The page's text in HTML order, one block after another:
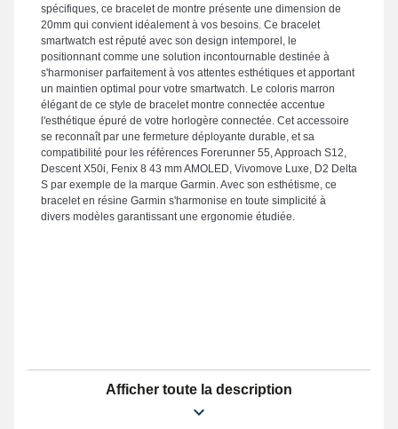
spécifiques, ce bracelet de montre présente une dimension de
20mm qui convient idéalement à vos besoins. Ce bracelet
smartwatch est réputé avec son design intemporel, le
positionnant comme une solution incontournable destinée à
s'harmoniser parfaitement à vos attentes esthétiques et apportant
un maintien optimal pour votre smartwatch. Le coloris marron
élégant de ce style de bracelet montre connectée accentue
l'esthétique épuré de votre horlogère connectée. Cet accessoire
se reconnaît par une fermeture déployante durable, et sa
compatibilité pour les références Forerunner 55, Approach S12,
Descent X50i, Fenix 8 43 mm AMOLED, Vivomove Luxe, D2 Delta
S par exemple de la marque Garmin. Avec son esthétisme, ce
bracelet en résine Garmin s'harmonise en toute simplicité à
divers modèles garantissant une ergonomie étudiée.
Afficher toute la description